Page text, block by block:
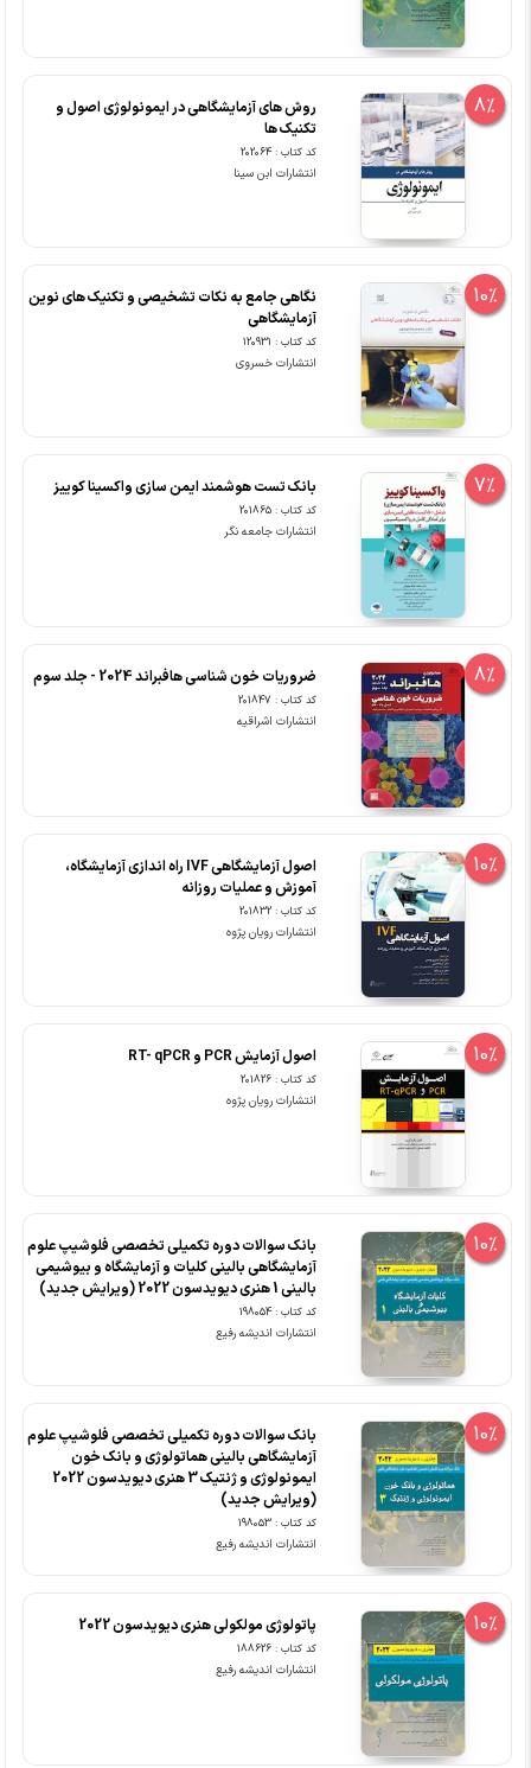
8%
روش های آزمایشگاهی در ایمونولوژی اصول و
تکنیک ها
کد کتاب : 202064
انتشارات ابن سینا
10%
نگاهی جامع به نکات تشخیصی و تکنیک های نوین
آزمایشگاهی
کد کتاب : 120931
انتشارات خسروی
7% بانک تست هوشمند ایمن سازی واکسینا کوییز
کد کتاب : 201865
انتشارات جامعه نگر
8% ضروریات خون شناسی هافبراند 2024 - جلد سوم
کد کتاب : 201847
انتشارات اشراقیه
10%
اصول آزمایشگاهی IVF راه اندازی آزمایشگاه،
آموزش و عملیات روزانه
کد کتاب : 201832
انتشارات رویان پژوه
10% اصول آزمایش PCR و RT- qPCR
کد کتاب : 201826
انتشارات رویان پژوه
10%
بانک سوالات دوره تکمیلی تخصصی فلوشیپ علوم
آزمایشگاهی بالینی کلیات و آزمایشگاه و بیوشیمی
بالینی 1 هنری دیویدسون 2022 (ویرایش جدید)
کد کتاب : 198054
انتشارات اندیشه رفیع
10%
بانک سوالات دوره تکمیلی تخصصی فلوشیپ علوم
آزمایشگاهی بالینی هماتولوژی و بانک خون
ایمونولوژی و ژنتیک 3 هنری دیویدسون 2022
(ویرایش جدید)
کد کتاب : 198053
انتشارات اندیشه رفیع
10% پاتولوژی مولکولی هنری دیویدسون 2022
کد کتاب : 188626
انتشارات اندیشه رفیع